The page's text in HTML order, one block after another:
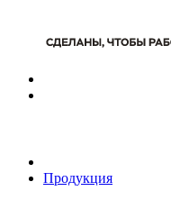
Продукция